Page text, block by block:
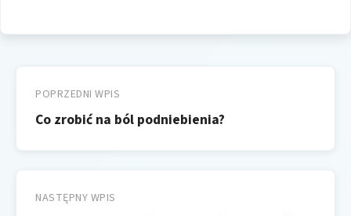
wpisu
POPRZEDNI WPIS
Co zrobić na ból podniebienia?
NASTĘPNY WPIS